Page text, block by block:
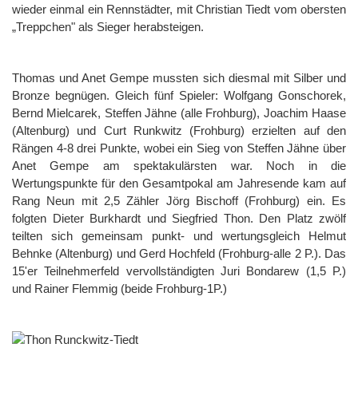
wieder einmal ein Rennstädter, mit Christian Tiedt vom obersten
„Treppchen" als Sieger herabsteigen.
Thomas und Anet Gempe mussten sich diesmal mit Silber und
Bronze begnügen. Gleich fünf Spieler: Wolfgang Gonschorek,
Bernd Mielcarek, Steffen Jähne (alle Frohburg), Joachim Haase
(Altenburg) und Curt Runkwitz (Frohburg) erzielten auf den
Rängen 4-8 drei Punkte, wobei ein Sieg von Steffen Jähne über
Anet Gempe am spektakulärsten war. Noch in die
Wertungspunkte für den Gesamtpokal am Jahresende kam auf
Rang Neun mit 2,5 Zähler Jörg Bischoff (Frohburg) ein. Es
folgten Dieter Burkhardt und Siegfried Thon. Den Platz zwölf
teilten sich gemeinsam punkt- und wertungsgleich Helmut
Behnke (Altenburg) und Gerd Hochfeld (Frohburg-alle 2 P.). Das
15'er Teilnehmerfeld vervollständigten Juri Bondarew (1,5 P.)
und Rainer Flemmig (beide Frohburg-1P.)